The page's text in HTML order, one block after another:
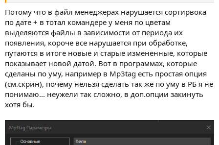
Потому что в файл менеджерах нарушается сортирвока
по дате + в тотал командере у меня по цветам
выделяются файлы в зависимости от периода их
появления, короче все нарушается при обработке,
путаются в итоге новые и старые измененные, которые
показывает новой датой. Вот в программах, которые
сделаны по уму, например в Mp3tag есть простая опция
(см.скрин), почему нельзя сделать так же по уму в РБ я не
понимаю... неужели так сложно, в доп.опции закинуть
хотя бы.